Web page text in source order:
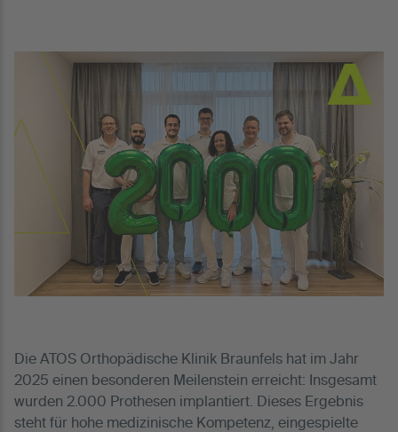
Die ATOS Orthopädische Klinik Braunfels hat im Jahr
2025 einen besonderen Meilenstein erreicht: Insgesamt
wurden 2.000 Prothesen implantiert. Dieses Ergebnis
steht für hohe medizinische Kompetenz, eingespielte